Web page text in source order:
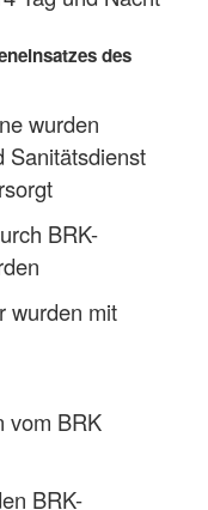
des
wurden
Sanitätsdienst
BRK-
wurden mit
vom BRK
BRK-